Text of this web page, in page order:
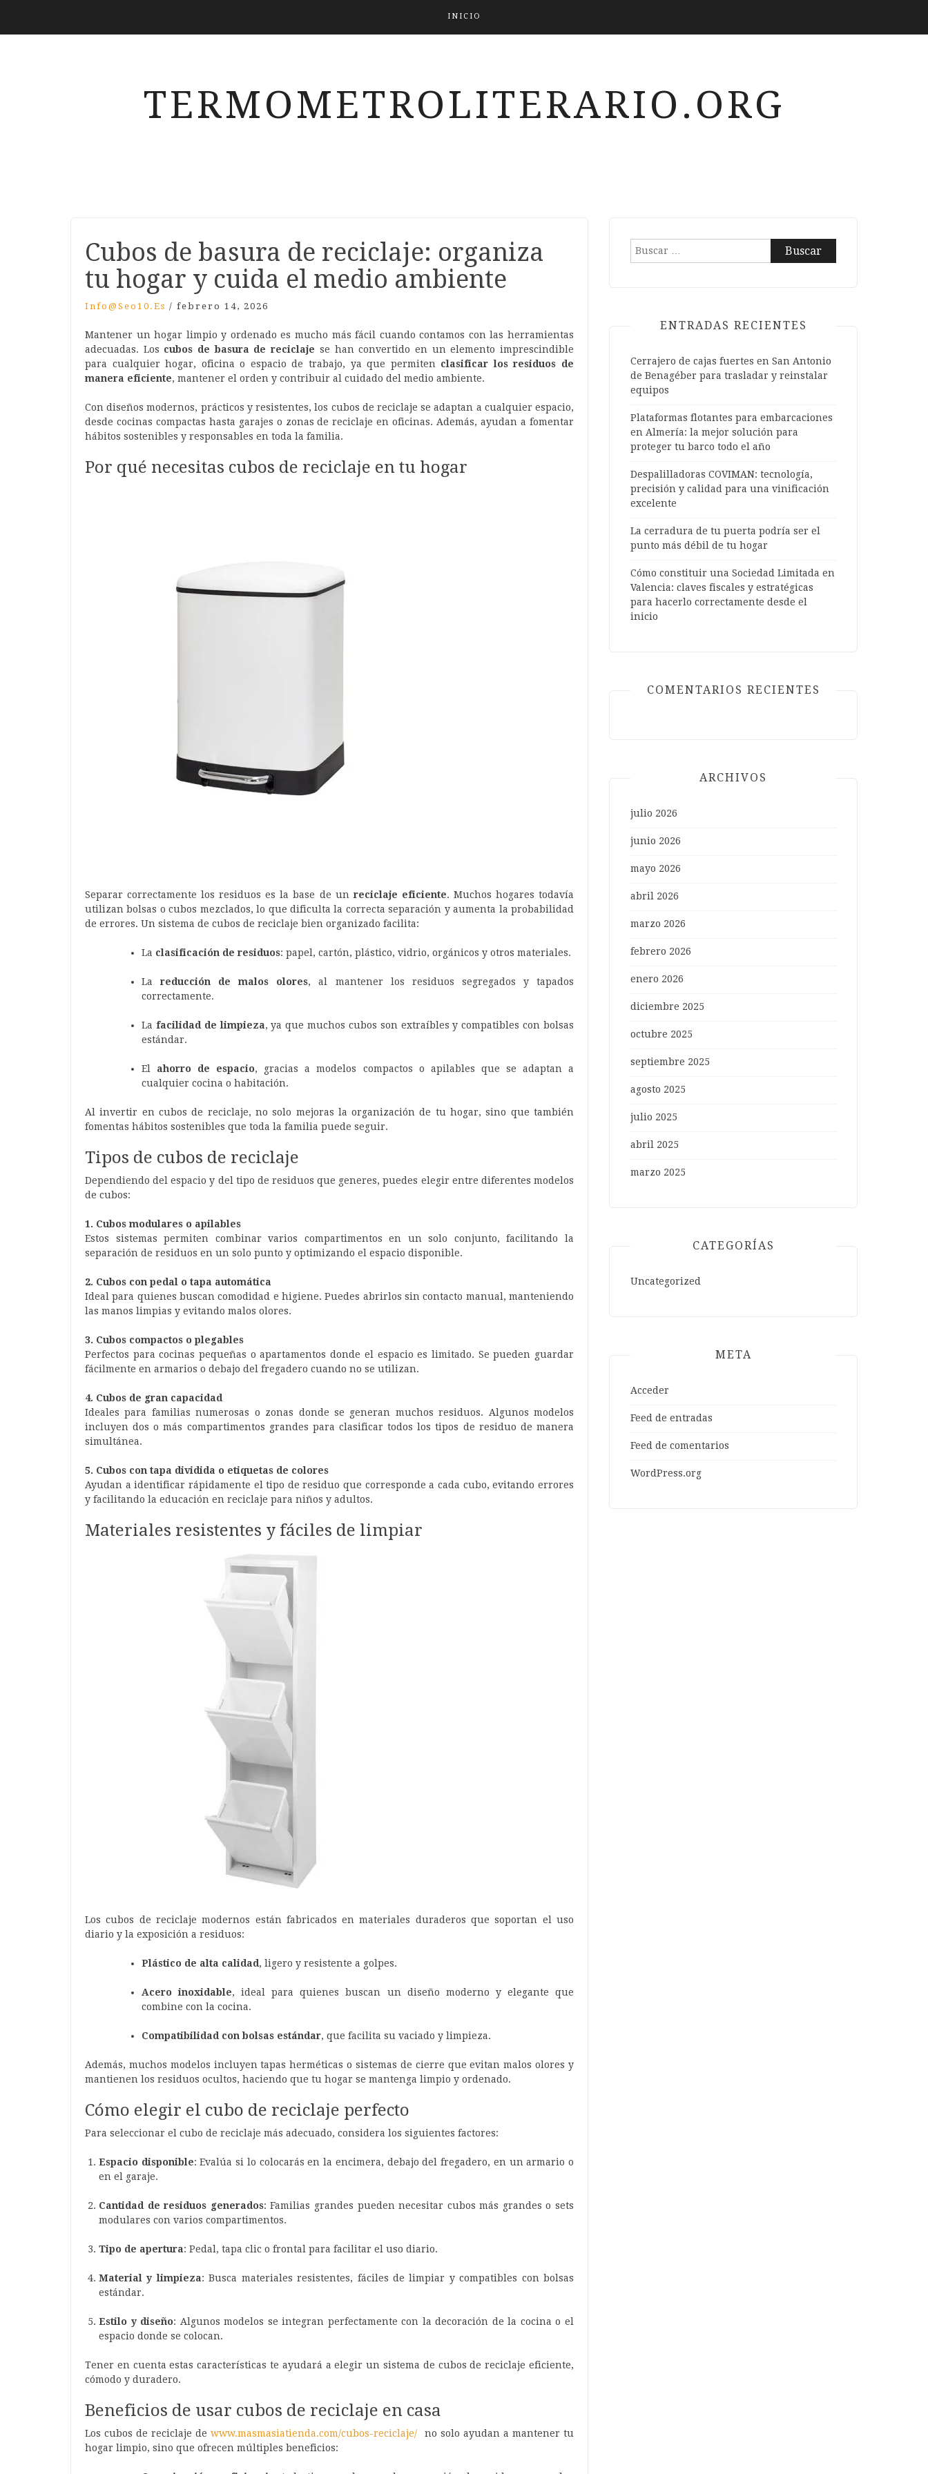
INICIO
TERMOMETROLITERARIO.ORG
Cubos de basura de reciclaje: organiza
tu hogar y cuida el medio ambiente
Info@seo10.es / febrero 14, 2026
Mantener un hogar limpio y ordenado es mucho más fácil cuando contamos con las herramientas
adecuadas. Los cubos de basura de reciclaje se han convertido en un elemento imprescindible
para cualquier hogar, oficina o espacio de trabajo, ya que permiten clasificar los residuos de
manera eficiente, mantener el orden y contribuir al cuidado del medio ambiente.
Con diseños modernos, prácticos y resistentes, los cubos de reciclaje se adaptan a cualquier espacio,
desde cocinas compactas hasta garajes o zonas de reciclaje en oficinas. Además, ayudan a fomentar
hábitos sostenibles y responsables en toda la familia.
Por qué necesitas cubos de reciclaje en tu hogar
Separar correctamente los residuos es la base de un reciclaje eficiente. Muchos hogares todavía
utilizan bolsas o cubos mezclados, lo que dificulta la correcta separación y aumenta la probabilidad
de errores. Un sistema de cubos de reciclaje bien organizado facilita:
La clasificación de residuos: papel, cartón, plástico, vidrio, orgánicos y otros materiales.
Lareducción de malos olores, al mantener los residuos segregados y tapados
correctamente.
La facilidad de limpieza, ya que muchos cubos son extraíbles y compatibles con bolsas
estándar.
El ahorro de espacio, gracias a modelos compactos o apilables que se adaptan a
cualquier cocina o habitación.
Al invertir en cubos de reciclaje, no solo mejoras la organización de tu hogar, sino que también
fomentas hábitos sostenibles que toda la familia puede seguir.
Tipos de cubos de reciclaje
Dependiendo del espacio y del tipo de residuos que generes, puedes elegir entre diferentes modelos
de cubos:
1. Cubos modulares o apilables
Estos sistemas permiten combinar varios compartimentos en un solo conjunto, facilitando la
separación de residuos en un solo punto y optimizando el espacio disponible.
2. Cubos con pedal o tapa automática
Ideal para quienes buscan comodidad e higiene. Puedes abrirlos sin contacto manual, manteniendo
las manos limpias y evitando malos olores.
3. Cubos compactos o plegables
Perfectos para cocinas pequeñas o apartamentos donde el espacio es limitado. Se pueden guardar
fácilmente en armarios o debajo del fregadero cuando no se utilizan.
4. Cubos de gran capacidad
Ideales para familias numerosas o zonas donde se generan muchos residuos. Algunos modelos
incluyen dos o más compartimentos grandes para clasificar todos los tipos de residuo de manera
simultánea.
5. Cubos con tapa dividida o etiquetas de colores
Ayudan a identificar rápidamente el tipo de residuo que corresponde a cada cubo, evitando errores
y facilitando la educación en reciclaje para niños y adultos.
Materiales resistentes y fáciles de limpiar
Los cubos de reciclaje modernos están fabricados en materiales duraderos que soportan el uso
diario y la exposición a residuos:
Plástico de alta calidad, ligero y resistente a golpes.
Acero inoxidable, ideal para quienes buscan un diseño moderno y elegante que
combine con la cocina.
Compatibilidad con bolsas estándar, que facilita su vaciado y limpieza.
Además, muchos modelos incluyen tapas herméticas o sistemas de cierre que evitan malos olores y
mantienen los residuos ocultos, haciendo que tu hogar se mantenga limpio y ordenado.
Cómo elegir el cubo de reciclaje perfecto
Para seleccionar el cubo de reciclaje más adecuado, considera los siguientes factores:
Espacio disponible: Evalúa si lo colocarás en la encimera, debajo del fregadero, en un armario o
en el garaje.
Cantidad de residuos generados: Familias grandes pueden necesitar cubos más grandes o sets
modulares con varios compartimentos.
Tipo de apertura: Pedal, tapa clic o frontal para facilitar el uso diario.
Material y limpieza: Busca materiales resistentes, fáciles de limpiar y compatibles con bolsas
estándar.
Estilo y diseño: Algunos modelos se integran perfectamente con la decoración de la cocina o el
espacio donde se colocan.
Tener en cuenta estas características te ayudará a elegir un sistema de cubos de reciclaje eficiente,
cómodo y duradero.
Beneficios de usar cubos de reciclaje en casa
Los cubos de reciclaje dewww.masmasiatienda.com/cubos-reciclaje/ no solo ayudan a mantener tu
hogar limpio, sino que ofrecen múltiples beneficios:
Buscar:
ENTRADAS RECIENTES
Cerrajero de cajas fuertes en San Antonio
de Benagéber para trasladar y reinstalar
equipos
Plataformas flotantes para embarcaciones
en Almería: la mejor solución para
proteger tu barco todo el año
Despalilladoras COVIMAN: tecnología,
precisión y calidad para una vinificación
excelente
La cerradura de tu puerta podría ser el
punto más débil de tu hogar
Cómo constituir una Sociedad Limitada en
Valencia: claves fiscales y estratégicas
para hacerlo correctamente desde el
inicio
COMENTARIOS RECIENTES
ARCHIVOS
julio 2026
junio 2026
mayo 2026
abril 2026
marzo 2026
febrero 2026
enero 2026
diciembre 2025
octubre 2025
septiembre 2025
agosto 2025
julio 2025
abril 2025
marzo 2025
CATEGORÍAS
Uncategorized
META
Acceder
Feed de entradas
Feed de comentarios
WordPress.org